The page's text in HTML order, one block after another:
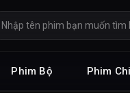
Phim Bộ Phim